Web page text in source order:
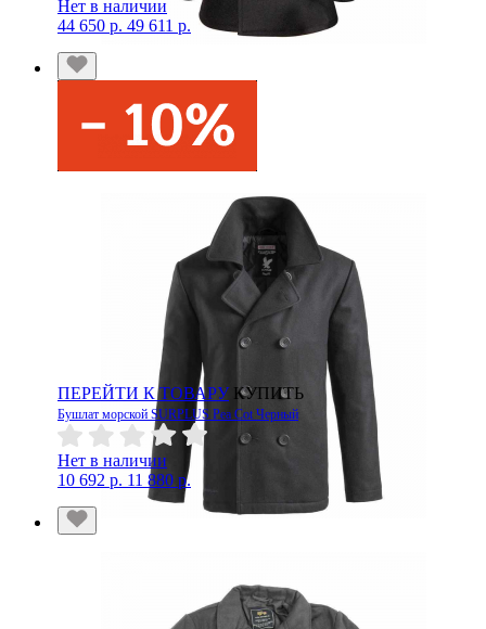
Нет в наличии
44 650 р. 49 611 р.
ПЕРЕЙТИ К ТОВАРУ КУПИТЬ
Бушлат морской SURPLUS Pea Cot Черный
Нет в наличии
10 692 р. 11 880 р.